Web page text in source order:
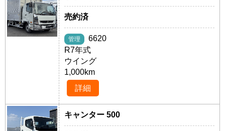
売約済
管理
6620
R7年式
ウイング
1,000km
詳細
キャンター 500